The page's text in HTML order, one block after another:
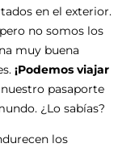
en el exterior.
no somos los
muy buena
¡Podemos viajar
pasaporte
¿Lo sabías?
los